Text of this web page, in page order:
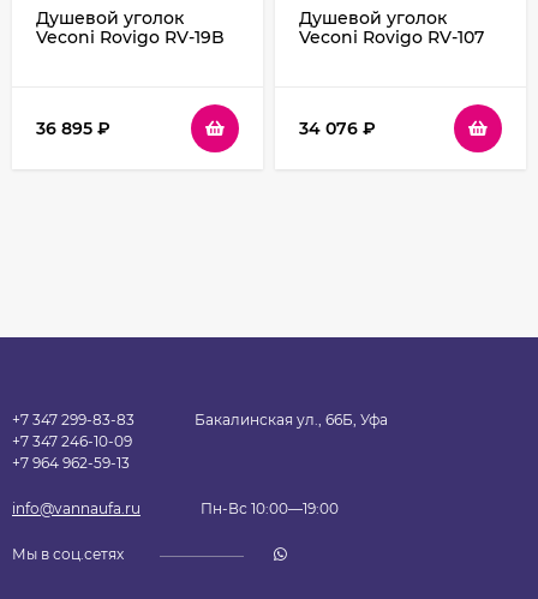
Душевой уголок
Veconi Rovigo RV-19B
36 895 ₽
Душевой уголок
Veconi Rovigo RV-107
34 076 ₽
+7 347 299-83-83
+7 347 246-10-09
+7 964 962-59-13
Бакалинская ул., 66Б, Уфа
info@vannaufa.ru Пн-Вс 10:00—19:00
Мы в соц.сетях